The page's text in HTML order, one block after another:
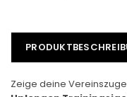
Zeige deine